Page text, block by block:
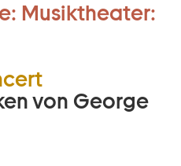
Musiktheater:
von George